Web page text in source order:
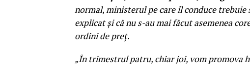
normal, ministerul pe care îl conduce
explicat şi că nu s-au mai făcut asemenea
ordini de preţ.
„În trimestrul patru, chiar joi, vom promova